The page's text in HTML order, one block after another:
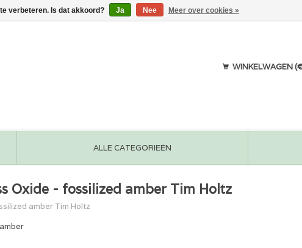
WINKELWAGEN
ALLE CATEGORIEËN
Oxide - fossilized amber Tim Holtz
amber Tim Holtz
verbeteren. Is dat akkoord? Ja Nee Meer over cookies »